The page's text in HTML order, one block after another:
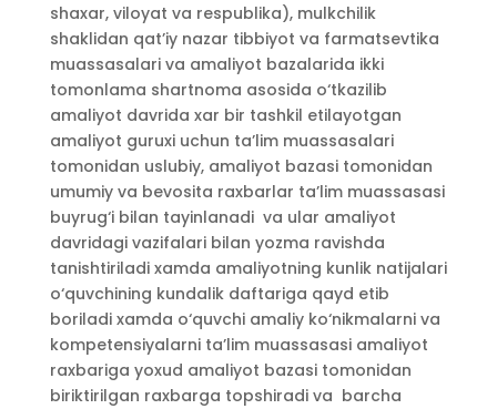
shaxar, viloyat va respublika), mulkchilik
shaklidan qat’iy nazar tibbiyot va farmatsevtika
muassasalari va amaliyot bazalarida ikki
tomonlama shartnoma asosida o‘tkazilib
amaliyot davrida xar bir tashkil etilayotgan
amaliyot guruxi uchun ta’lim muassasalari
tomonidan uslubiy, amaliyot bazasi tomonidan
umumiy va bevosita raxbarlar ta’lim muassasasi
buyrug‘i bilan tayinlanadi va ular amaliyot
davridagi vazifalari bilan yozma ravishda
tanishtiriladi xamda amaliyotning kunlik natijalari
o‘quvchining kundalik daftariga qayd etib
boriladi xamda o‘quvchi amaliy ko‘nikmalarni va
kompetensiyalarni ta’lim muassasasi amaliyot
raxbariga yoxud amaliyot bazasi tomonidan
biriktirilgan raxbarga topshiradi va barcha